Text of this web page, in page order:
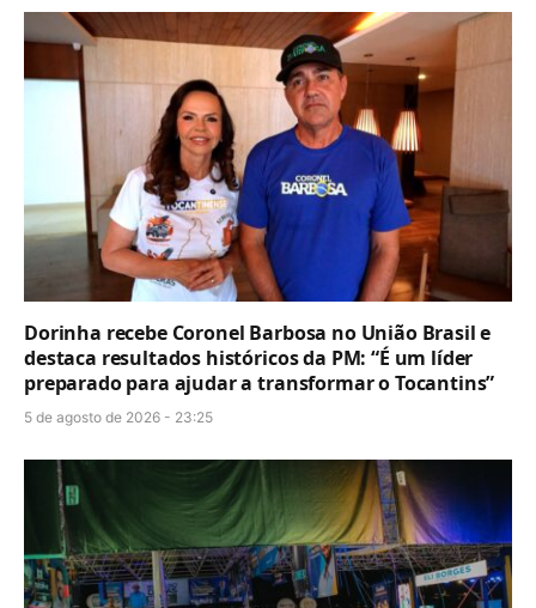
Dorinha recebe Coronel Barbosa no União Brasil e
destaca resultados históricos da PM: “É um líder
preparado para ajudar a transformar o Tocantins”
5 de agosto de 2026 - 23:25